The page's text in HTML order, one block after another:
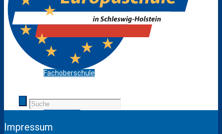
Berufsvorbereitung / AV-SH ohne ESA
Berufliches Gymnasium
Fachoberschule
Fachschule
Impressum